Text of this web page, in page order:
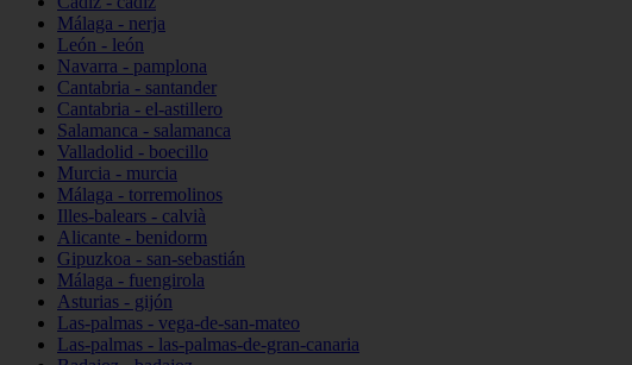
Málaga - nerja
León - león
Navarra - pamplona
Cantabria - santander
Cantabria - el-astillero
Salamanca - salamanca
Valladolid - boecillo
Murcia - murcia
Málaga - torremolinos
Illes-balears - calvià
Alicante - benidorm
Gipuzkoa - san-sebastián
Málaga - fuengirola
Asturias - gijón
Las-palmas - vega-de-san-mateo
Las-palmas - las-palmas-de-gran-canaria